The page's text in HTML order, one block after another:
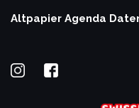
Altpapier Agenda